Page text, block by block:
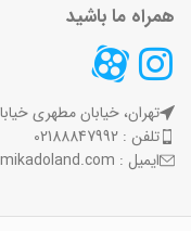
همراه ما باشید
تهران، خیابان مطهری
تلفن : 02188847992
ایمیل : info@mikadoland.com